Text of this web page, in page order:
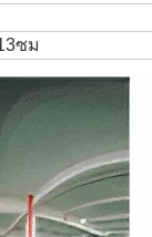
ซม